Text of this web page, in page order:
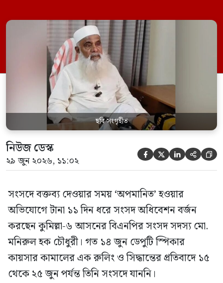
রুলিং ও সিদ্ধান্তের প্রতিবাদে ১৫ থেকে ২৫ জুন
পর্যন্ত তিনি সংসদে যাননি। মনিরুল হক চৌধুরী
বলেন, ‘আমাকে সংসদে অপমান করা হয়েছে।
স্পিকার ফোন […]
ছবি সংগৃহীত
নিউজ ডেস্ক
২৯ জুন ২০২৬, ১১:০২     
সংসদে বক্তব্য দেওয়ার সময় ‘অপমানিত’ হওয়ার
অভিযোগে টানা ১১ দিন ধরে সংসদ অধিবেশন বর্জন
করছেন কুমিল্লা-৬ আসনের বিএনপির সংসদ সদস্য মো.
মনিরুল হক চৌধুরী। গত ১৪ জুন ডেপুটি স্পিকার
কায়সার কামালের এক রুলিং ও সিদ্ধান্তের প্রতিবাদে ১৫
থেকে ২৫ জুন পর্যন্ত তিনি সংসদে যাননি।